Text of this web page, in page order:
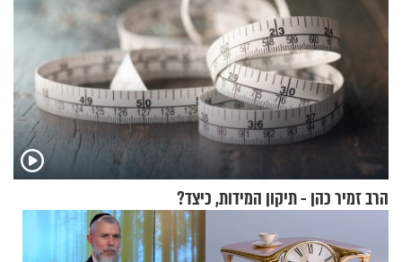
הרב זמיר כהן - תיקון המידות, כיצד?